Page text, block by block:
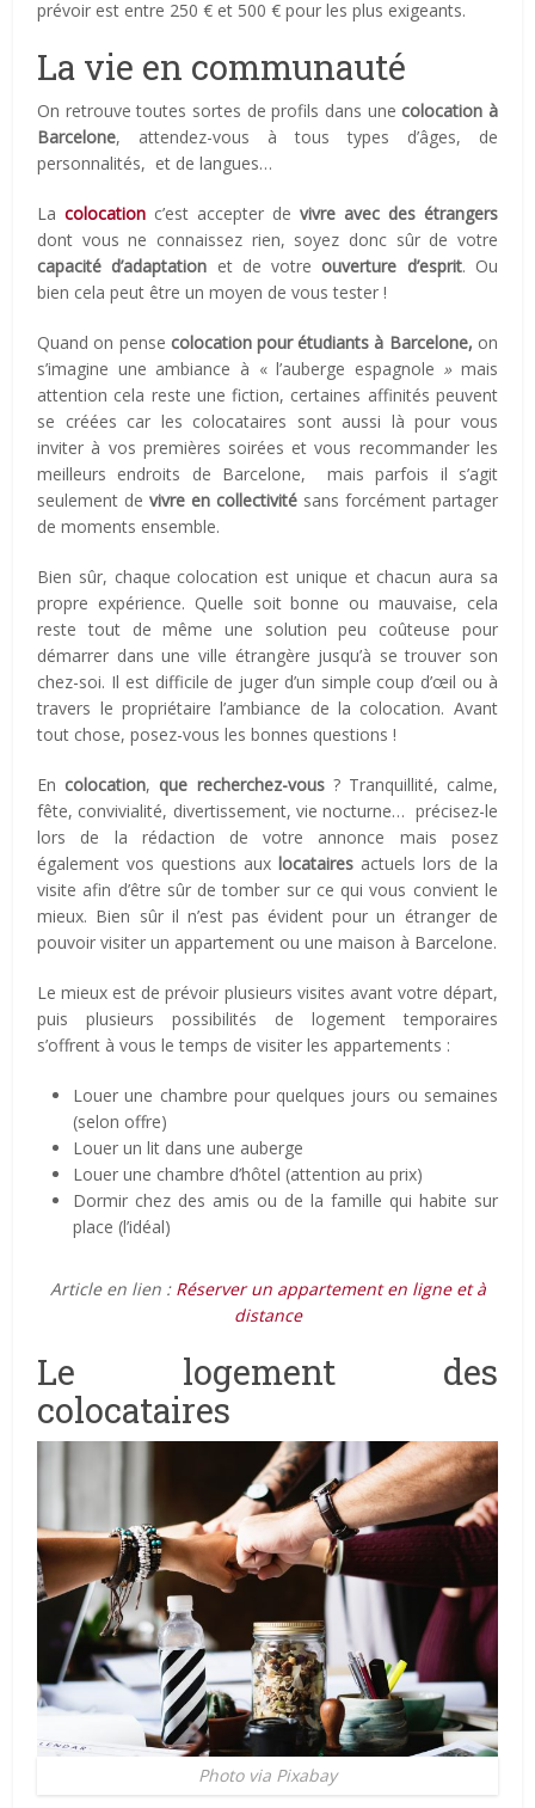
prévoir est entre 250 € et 500 € pour les plus exigeants.
La vie en communauté
On retrouve toutes sortes de profils dans une colocation à
Barcelone, attendez-vous à tous types d’âges, de
personnalités, et de langues…
Lacolocation c’est accepter de vivre avec des étrangers
dont vous ne connaissez rien, soyez donc sûr de votre
capacité d’adaptation et de votre ouverture d’esprit. Ou
bien cela peut être un moyen de vous tester !
Quand on pense colocation pour étudiants à Barcelone, on
s’imagine une ambiance à « l’auberge espagnole »mais
attention cela reste une fiction, certaines affinités peuvent
se créées car les colocataires sont aussi là pour vous
inviter à vos premières soirées et vous recommander les
meilleurs endroits de Barcelone, mais parfois il s’agit
seulement de vivre en collectivitésans forcément partager
de moments ensemble.
Bien sûr, chaque colocation est unique et chacun aura sa
propre expérience. Quelle soit bonne ou mauvaise, cela
reste tout de même une solution peu coûteuse pour
démarrer dans une ville étrangère jusqu’à se trouver son
chez-soi. Il est difficile de juger d’un simple coup d’œil ou à
travers le propriétaire l’ambiance de la colocation. Avant
tout chose, posez-vous les bonnes questions !
En colocation,que recherchez-vous? Tranquillité, calme,
fête, convivialité, divertissement, vie nocturne… précisez-le
lors de la rédaction de votre annonce mais posez
également vos questions aux locataires actuels lors de la
visite afin d’être sûr de tomber sur ce qui vous convient le
mieux. Bien sûr il n’est pas évident pour un étranger de
pouvoir visiter un appartement ou une maison à Barcelone.
Le mieux est de prévoir plusieurs visites avant votre départ,
puis plusieurs possibilités de logement temporaires
s’offrent à vous le temps de visiter les appartements :
Louer une chambre pour quelques jours ou semaines
(selon offre)
Louer un lit dans une auberge
Louer une chambre d’hôtel (attention au prix)
Dormir chez des amis ou de la famille qui habite sur
place (l’idéal)
Article en lien : Réserver un appartement en ligne et à
distance
Le logement des
colocataires
Photo via Pixabay